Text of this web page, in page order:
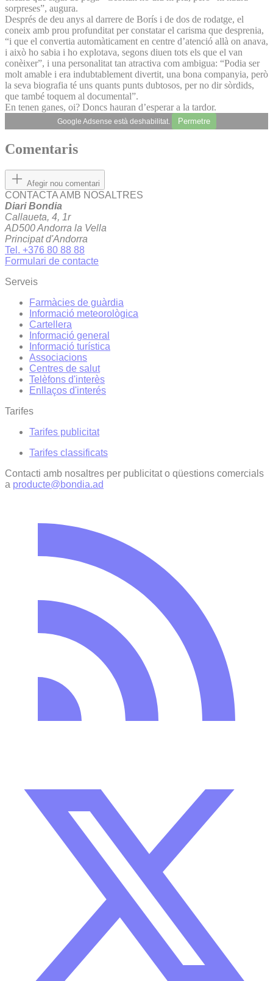
sorpreses”, augura.
Després de deu anys al darrere de Borís i de dos de rodatge, el
coneix amb prou profunditat per constatar el carisma que desprenia,
“i que el convertia automàticament en centre d’atenció allà on anava,
i això ho sabia i ho explotava, segons diuen tots els que el van
conèixer”, i una personalitat tan atractiva com ambigua: “Podia ser
molt amable i era indubtablement divertit, una bona companyia, però
la seva biografia té uns quants punts dubtosos, per no dir sòrdids,
que també toquem al documental”.
En tenen ganes, oi? Doncs hauran d’esperar a la tardor.
Google Adsense està deshabilitat. Permetre
Comentaris
Afegir nou comentari
CONTACTA AMB NOSALTRES
Diari Bondia
Callaueta, 4, 1r
AD500 Andorra la Vella
Principat d'Andorra
Tel. +376 80 88 88
Formulari de contacte
Serveis
Farmàcies de guàrdia
Informació meteorològica
Cartellera
Informació general
Informació turística
Associacions
Centres de salut
Telèfons d'interès
Enllaços d'interés
Tarifes
Tarifes publicitat
Tarifes classificats
Contacti amb nosaltres per publicitat o qüestions comercials
a producte@bondia.ad